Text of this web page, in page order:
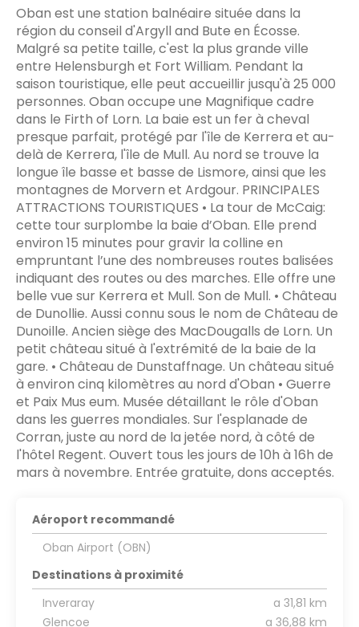
Oban est une station balnéaire située dans la
région du conseil d'Argyll and Bute en Écosse.
Malgré sa petite taille, c'est la plus grande ville
entre Helensburgh et Fort William. Pendant la
saison touristique, elle peut accueillir jusqu'à 25 000
personnes. Oban occupe une Magnifique cadre
dans le Firth of Lorn. La baie est un fer à cheval
presque parfait, protégé par l'île de Kerrera et au-
delà de Kerrera, l'île de Mull. Au nord se trouve la
longue île basse et basse de Lismore, ainsi que les
montagnes de Morvern et Ardgour. PRINCIPALES
ATTRACTIONS TOURISTIQUES • La tour de McCaig:
cette tour surplombe la baie d’Oban. Elle prend
environ 15 minutes pour gravir la colline en
empruntant l’une des nombreuses routes balisées
indiquant des routes ou des marches. Elle offre une
belle vue sur Kerrera et Mull. Son de Mull. • Château
de Dunollie. Aussi connu sous le nom de Château de
Dunoille. Ancien siège des MacDougalls de Lorn. Un
petit château situé à l'extrémité de la baie de la
gare. • Château de Dunstaffnage. Un château situé
à environ cinq kilomètres au nord d'Oban • Guerre
et Paix Mus eum. Musée détaillant le rôle d'Oban
dans les guerres mondiales. Sur l'esplanade de
Corran, juste au nord de la jetée nord, à côté de
l'hôtel Regent. Ouvert tous les jours de 10h à 16h de
mars à novembre. Entrée gratuite, dons acceptés.
Aéroport recommandé
Oban Airport (OBN)
Destinations à proximité
Inveraray
a 31,81 km
Glencoe
a 36,88 km